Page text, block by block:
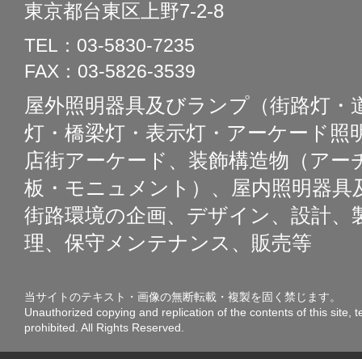
東京都台東区上野7-2-8
TEL：03-5830-7235
FAX：03-5826-3539
屋外照明器具及びランプ（街路灯・
灯・橋梁灯・表示灯・アーケード照
店街アーケード、装飾構造物（アー
板・モニュメント）、屋内照明器具
街路環境の企画、デザイン、設計、
理、保守メンテナンス、販売等
当サイトのテキスト・画像の無断転載・複製を固く禁じます。
Unauthorized copying and replication of the contents of this site,
prohibited. All Rights Reserved.